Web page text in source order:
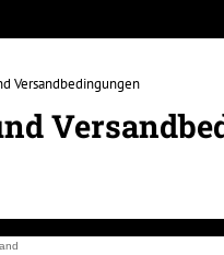
Versandbedingungen